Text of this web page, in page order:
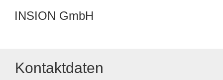
INSION GmbH
Kontaktdaten